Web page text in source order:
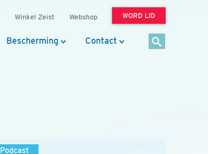
Winkel Zeist Webshop WORD LID
Bescherming Contact
Podcast